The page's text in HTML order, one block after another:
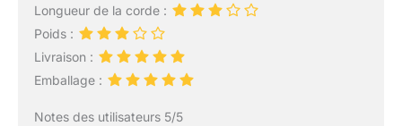
Longueur de la corde :
Poids :
Livraison :
Emballage :
Notes des utilisateurs 5/5